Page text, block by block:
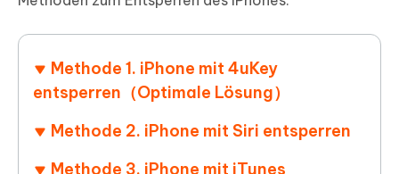
Methode 1. iPhone mit 4uKey
entsperren（Optimale Lösung）
Methode 2. iPhone mit Siri entsperren
Methode 3. iPhone mit iTunes